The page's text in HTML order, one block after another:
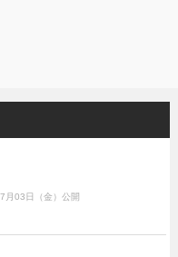
月03日（金）公開